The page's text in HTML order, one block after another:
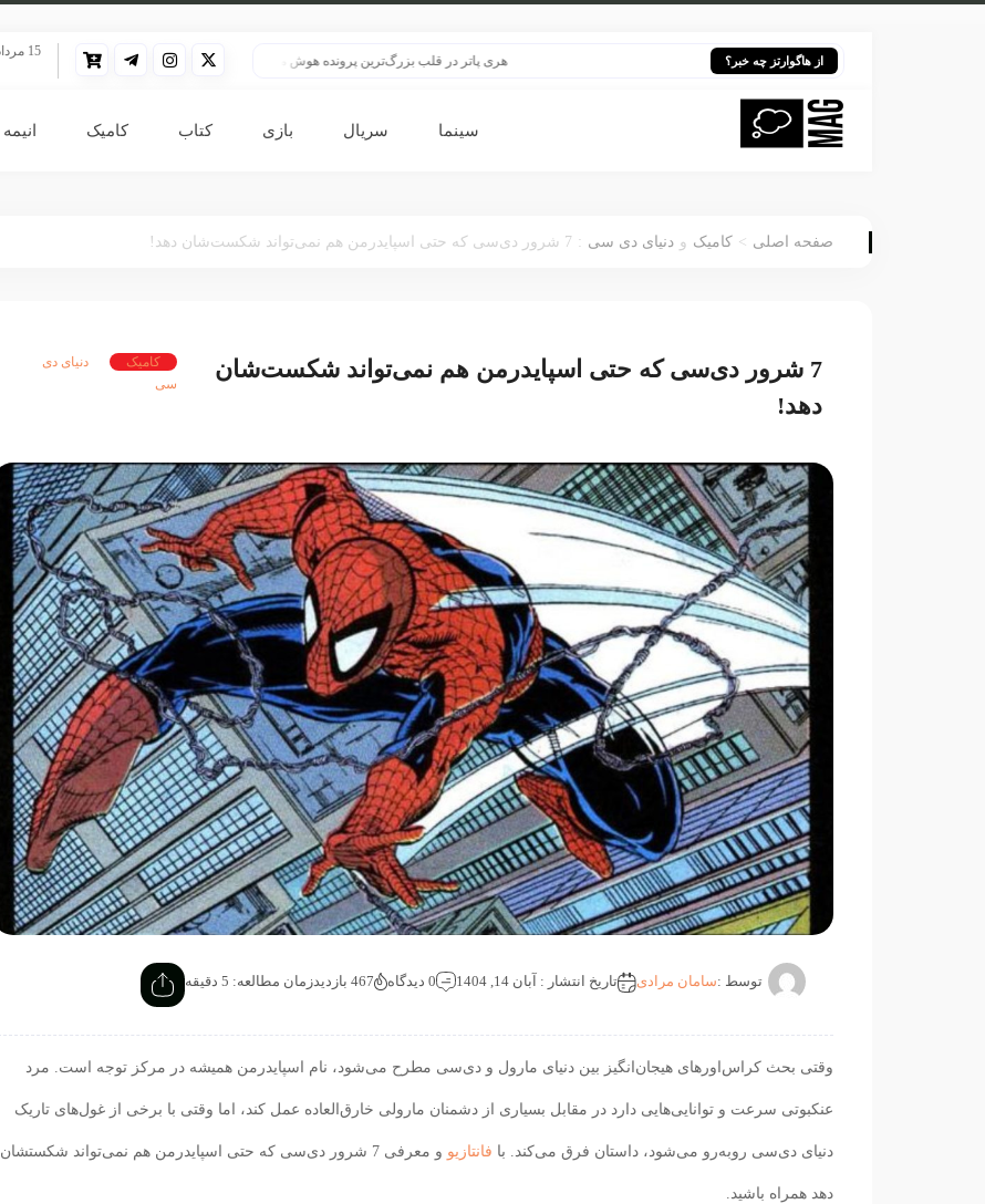
از هاگوارتز چه خبر؟ هری پاتر در قلب بزرگ‌ترین پرونده هوش مصنوعی
15 مرداد 1405
سینما سریال بازی کتاب کامیک انیمه
صفحه اصلی > کامیک و دنیای دی سی : 7 شرور دی‌سی که حتی اسپایدرمن هم نمی‌تواند شکست‌شان دهد!
7 شرور دی‌سی که حتی اسپایدرمن هم نمی‌تواند شکست‌شان
دهد!
کامیک
دنیای دی
سی
توسط :سامان مرادی تاریخ انتشار : آبان 14, 1404 0 دیدگاه 467 بازدید زمان مطالعه: 5 دقیقه
وقتی بحث کراس‌اورهای هیجان‌انگیز بین دنیای مارول و دی‌سی مطرح می‌شود، نام اسپایدرمن همیشه در مرکز توجه است. مرد
عنکبوتی سرعت و توانایی‌هایی دارد در مقابل بسیاری از دشمنان مارولی خارق‌العاده عمل کند، اما وقتی با برخی از غول‌های تاریک
دنیای دی‌سی روبه‌رو می‌شود، داستان فرق می‌کند. با فانتازیو و معرفی 7 شرور دی‌سی که حتی اسپایدرمن هم نمی‌تواند شکستشان
دهد همراه باشید.